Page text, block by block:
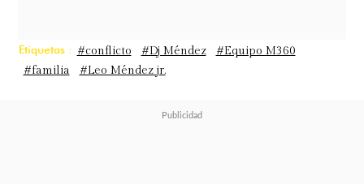
Etiquetas : #conflicto #Dj Méndez
#Equipo M360
#familia
#Leo Méndez jr.